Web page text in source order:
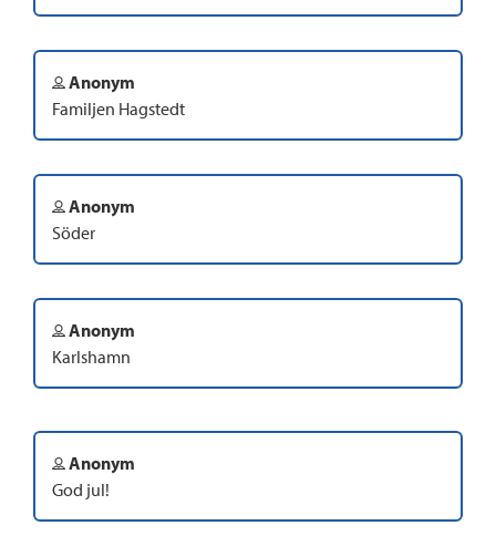
Anonym
Familjen Hagstedt
Anonym
Söder
Anonym
Karlshamn
Anonym
God jul!